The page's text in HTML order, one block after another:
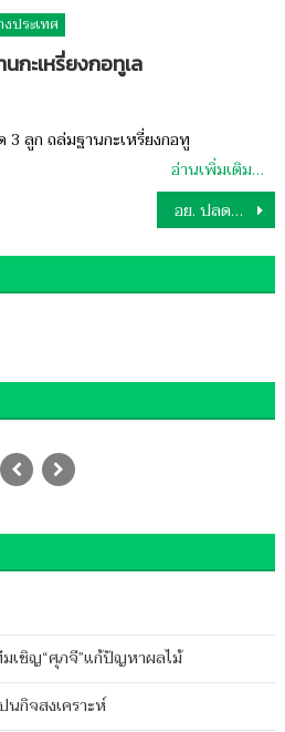
งประเทศ
กะเหรี่ยงกอทูเล
3 ลูก ถล่มฐานกะเหรี่ยงกอทู
อ่านเพิ่มเติม…
อย. ปลดล็อกชุดตรวจคัดกรองการติดเชื้อเอชไอวีด้วยตนเอง
ต.ชวนใช้สิทธิ์เลือกตั้งส.อบจ.-นายก
จ.ชุมพร
on
Author
ปิดความเห็นบน
สิทธิ์
เลือก
เชิญ“ศุภจี”แก้ปัญหาผลไม้
นกิจสงเคราะห์